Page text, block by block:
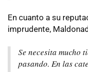
En cuanto a su
imprudente,
Se necesita mucho
pasando. En las